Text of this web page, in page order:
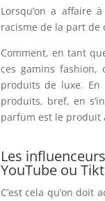
Lorsqu’on a affaire
racisme de la part de
Comment, en tant
ces gamins fashion,
produits de luxe.
produits, bref, en
parfum est le produit
Les
YouTube ou
C’est cela qu’on doit